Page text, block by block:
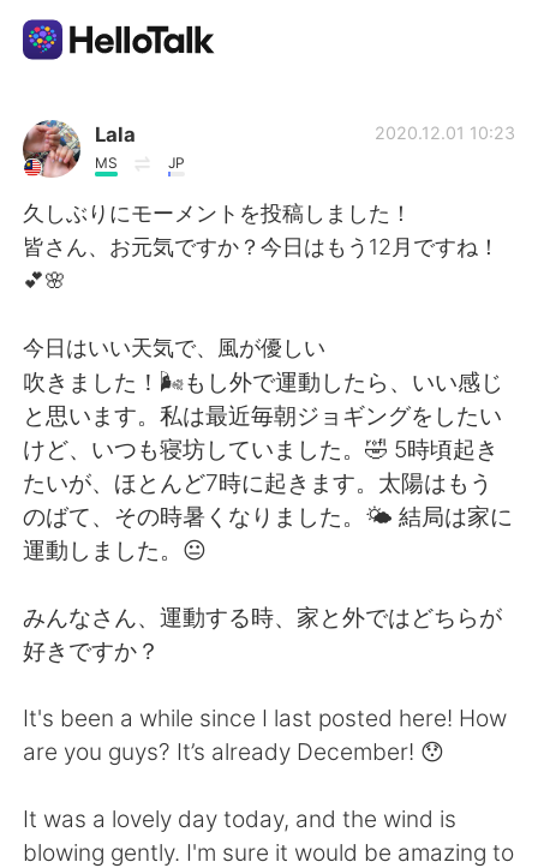
언어 교환 앱
AI Grammar Checker
한국어
English 简体中文
繁體中文 Español
العربية Français
Deutsch
Русский ไทย
Indonesia
Türkçe Tiếng Việt
Lala
MS JP
2020.12.01 10:23
久しぶりにモーメントを投稿しました！
皆さん、お元気ですか？今日はもう12月ですね！
💕🌸
今日はいい天気で、風が優しい
吹きました！🌬もし外で運動したら、いい感じ
と思います。私は最近毎朝ジョギングをしたい
けど、いつも寝坊していました。🤣 5時頃起き
たいが、ほとんど7時に起きます。太陽はもう
のばて、その時暑くなりました。🌤 結局は家に
運動しました。😐
みんなさん、運動する時、家と外ではどちらが
好きですか？
It's been a while since I last posted here! How
are you guys? It’s already December! 😯
It was a lovely day today, and the wind is
blowing gently. I'm sure it would be amazing to